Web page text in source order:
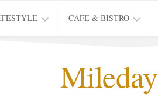
CAFE & BISTRO
CAFE